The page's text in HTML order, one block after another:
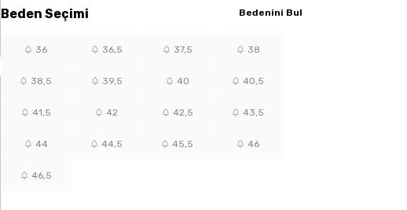
Beden Seçimi Bedenini Bul
36 36,5 37,5 38
38,5 39,5 40 40,5
41,5 42 42,5 43,5
44 44,5 45,5 46
46,5